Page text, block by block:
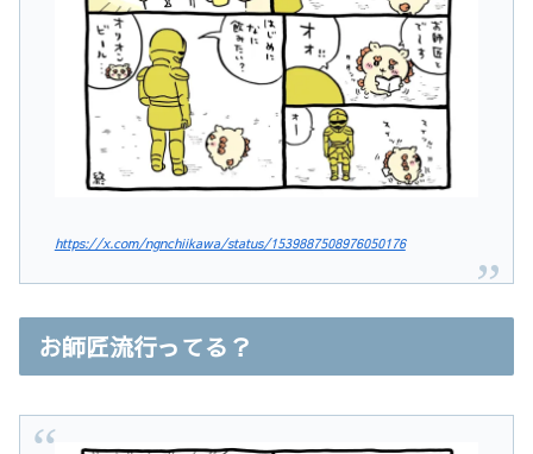
https://x.com/ngnchiikawa/status/1539887508976050176
お師匠流行ってる？